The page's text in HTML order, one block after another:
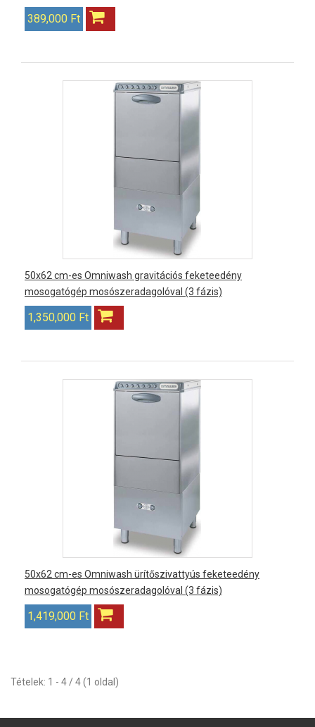
389,000 Ft
50x62 cm-es Omniwash gravitációs feketeedény
mosogatógép mosószeradagolóval (3 fázis)
1,350,000 Ft
50x62 cm-es Omniwash ürítőszivattyús feketeedény
mosogatógép mosószeradagolóval (3 fázis)
1,419,000 Ft
Tételek: 1 - 4 / 4 (1 oldal)